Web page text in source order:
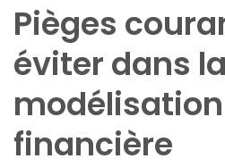
Pièges
éviter dans la
modélisation
financière